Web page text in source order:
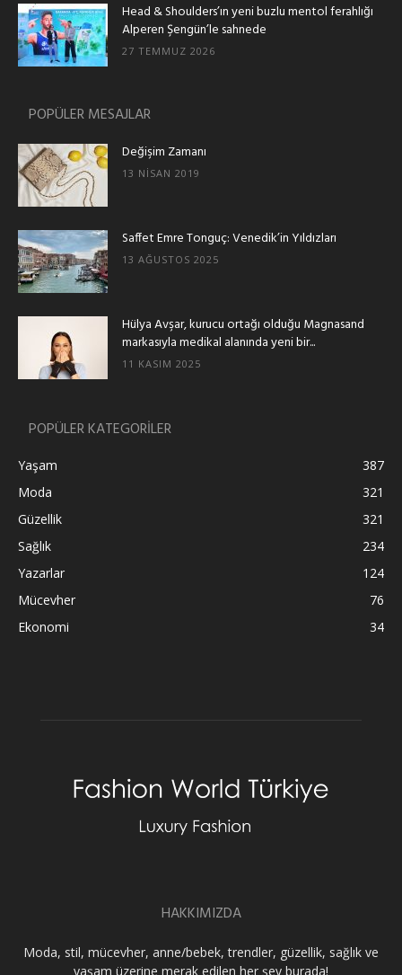
Head & Shoulders’ın yeni buzlu mentol ferahlığı
Alperen Şengün’le sahnede
27 TEMMUZ 2026
POPÜLER MESAJLAR
Değişim Zamanı
13 NISAN 2019
Saffet Emre Tonguç: Venedik’in Yıldızları
13 AĞUSTOS 2025
Hülya Avşar, kurucu ortağı olduğu Magnasand
markasıyla medikal alanında yeni bir...
11 KASIM 2025
POPÜLER KATEGORİLER
Yaşam
387
Moda
321
Güzellik
321
Sağlık
234
Yazarlar
124
Mücevher
76
Ekonomi
34
HAKKIMIZDA
Moda, stil, mücevher, anne/bebek, trendler, güzellik, sağlık ve
yaşam üzerine merak edilen her şey burada!